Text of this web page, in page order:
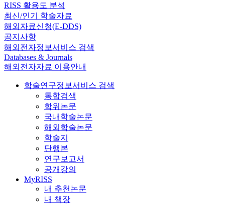
RISS 활용도 분석
최신/인기 학술자료
해외자료신청(E-DDS)
공지사항
해외전자정보서비스 검색
Databases & Journals
해외전자자료 이용안내
학술연구정보서비스 검색
통합검색
학위논문
국내학술논문
해외학술논문
학술지
단행본
연구보고서
공개강의
MyRISS
내 추천논문
내 책장